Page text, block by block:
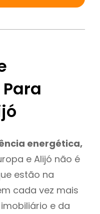
energética,
e Alijó não é
estão na
cada vez mais
e da